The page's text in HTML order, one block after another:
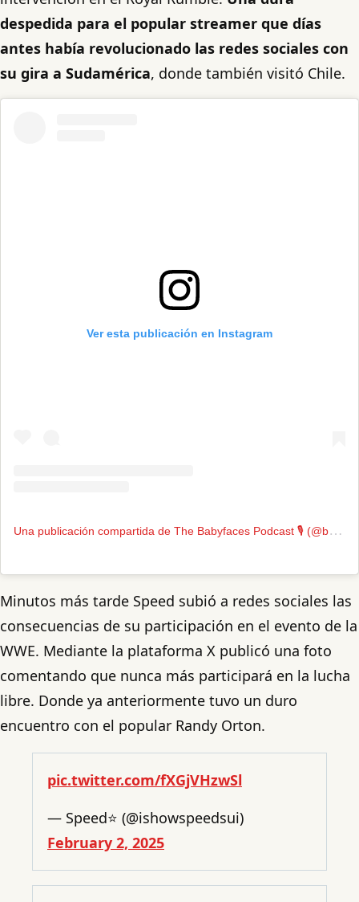
despedida para el popular streamer que días
antes había revolucionado las redes sociales con
su gira a Sudamérica, donde también visitó Chile.
Ver esta publicación en Instagram
U
na publicación compartida de The Babyfaces Podcast 🎙️ (@babyfacespod)
Minutos más tarde Speed subió a redes sociales las
consecuencias de su participación en el evento de la
WWE. Mediante la plataforma X publicó una foto
comentando que nunca más participará en la lucha
libre. Donde ya anteriormente tuvo un duro
encuentro con el popular Randy Orton.
pic.twitter.com/fXGjVHzwSl
— Speed⭐️ (@ishowspeedsui)
February 2, 2025